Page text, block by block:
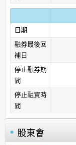
日期
融券最後回
補日
停止融券期
間
停止融資時
間
股東會